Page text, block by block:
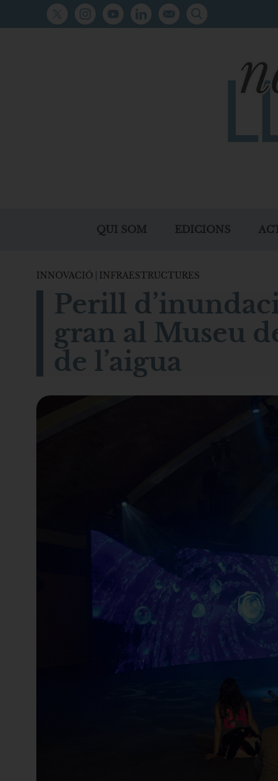
QUI SOM EDICIONS
INNOVACIÓ INFRAESTRUCTURES
Perill
gran al Museu
de l’aigua